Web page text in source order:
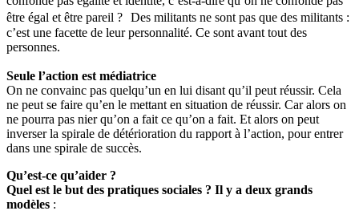
être égal et être pareil ? Des militants ne sont pas que des militants :
c’est une facette de leur personnalité. Ce sont avant tout des
personnes.
Seule l’action est médiatrice
On ne convainc pas quelqu’un en lui disant qu’il peut réussir. Cela
ne peut se faire qu’en le mettant en situation de réussir. Car alors on
ne pourra pas nier qu’on a fait ce qu’on a fait. Et alors on peut
inverser la spirale de détérioration du rapport à l’action, pour entrer
dans une spirale de succès.
Qu’est-ce qu’aider ?
Quel est le but des pratiques sociales ? Il y a deux grands
modèles :